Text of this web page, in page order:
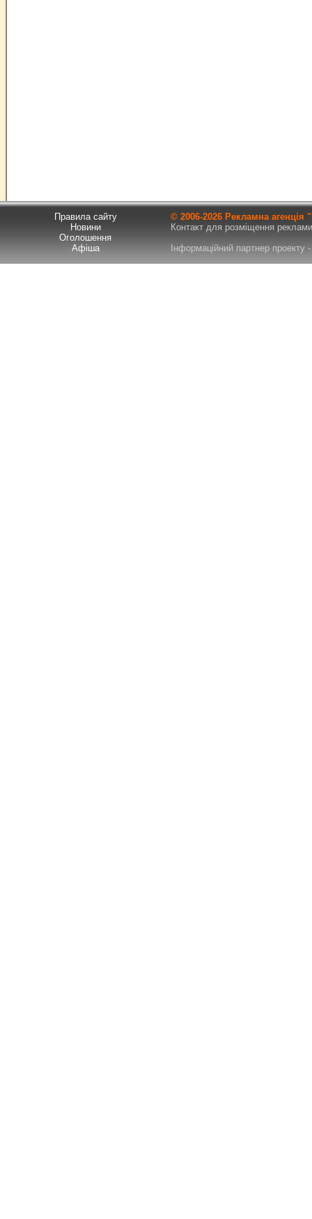
Правила сайту
Новини
Оголошення
Афіша
© 2006-2026 Рекламна
Контакт для розміщення
Інформаційний партнер проекту